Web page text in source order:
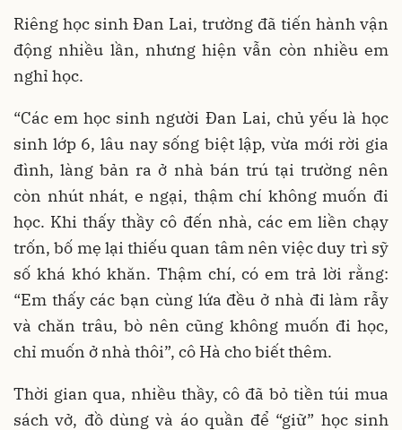
Riêng học sinh Đan Lai, trường đã tiến hành vận
động nhiều lần, nhưng hiện vẫn còn nhiều em
nghỉ học.
“Các em học sinh người Đan Lai, chủ yếu là học
sinh lớp 6, lâu nay sống biệt lập, vừa mới rời gia
đình, làng bản ra ở nhà bán trú tại trường nên
còn nhút nhát, e ngại, thậm chí không muốn đi
học. Khi thấy thầy cô đến nhà, các em liền chạy
trốn, bố mẹ lại thiếu quan tâm nên việc duy trì sỹ
số khá khó khăn. Thậm chí, có em trả lời rằng:
“Em thấy các bạn cùng lứa đều ở nhà đi làm rẫy
và chăn trâu, bò nên cũng không muốn đi học,
chỉ muốn ở nhà thôi”, cô Hà cho biết thêm.
Thời gian qua, nhiều thầy, cô đã bỏ tiền túi mua
sách vở, đồ dùng và áo quần để “giữ” học sinh